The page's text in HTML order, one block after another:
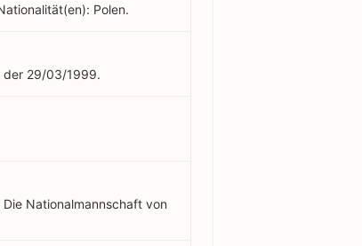
Polen.
der 29/03/1999.
Nationalmannschaft von